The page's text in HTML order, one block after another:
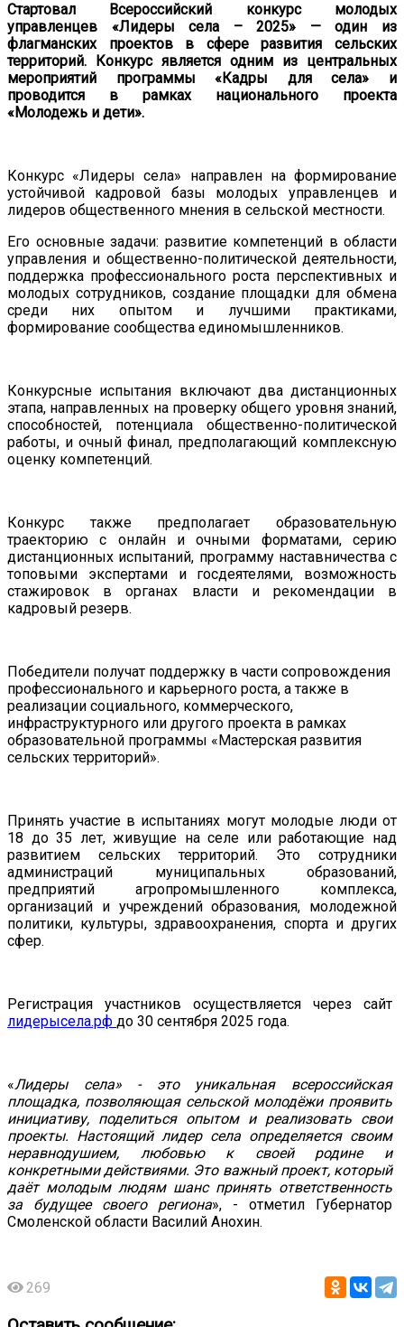
Стартовал Всероссийский конкурс молодых
управленцев «Лидеры села – 2025» — один из
флагманских проектов в сфере развития сельских
территорий. Конкурс является одним из центральных
мероприятий
программы «Кадры для села» и
проводится в рамках национального
проекта
«Молодежь и дети».
Конкурс «Лидеры села» направлен наформирование
устойчивой кадровой базы молодых управленцев и
лидеров общественного мнения в сельской местности.
Его основные задачи: развитие компетенций в области
управления и общественно-политической деятельности,
поддержка профессионального роста перспективных и
молодых сотрудников, создание площадки для обмена
среди них опытом и лучшими практиками,
формирование сообщества единомышленников.
Конкурсные испытания включают два дистанционных
этапа, направленных на проверку общего уровня знаний,
способностей,
потенциала
общественно-политической
работы, и очный финал, предполагающий комплексную
оценку компетенций.
Конкурс также предполагает
образовательную
траекторию с онлайн и очными форматами,серию
дистанционных испытаний, программу наставничества с
топовыми экспертами и госдеятелями, возможность
стажировок в органах власти и рекомендации в
кадровый резерв.
Победители получат поддержку в части сопровождения
профессионального и карьерного роста, а также в
реализации социального, коммерческого,
инфраструктурного или другого проекта в рамках
образовательной программы «Мастерская развития
сельских территорий».
Принять участие в испытаниях могут молодые люди от
18 до 35 лет, живущие на селе или работающие над
развитием сельских территорий. Это сотрудники
администраций
муниципальных
образований,
предприятий
агропромышленного
комплекса,
организаций и учреждений образования, молодежной
политики, культуры, здравоохранения, спорта и других
сфер.
Регистрация участников осуществляется через
сайт
лидерысела.рф до 30 сентября 2025 года.
«Лидеры села» - это уникальная всероссийская
площадка, позволяющая сельской молодёжи проявить
инициативу, поделиться опытом и реализовать свои
проекты. Настоящий лидер села определяется своим
неравнодушием, любовью к своей родине и
конкретными действиями. Это важный проект, который
даёт молодым людям шанс принять ответственность
за будущее своего региона», - отметил Губернатор
Смоленской области Василий Анохин.
269